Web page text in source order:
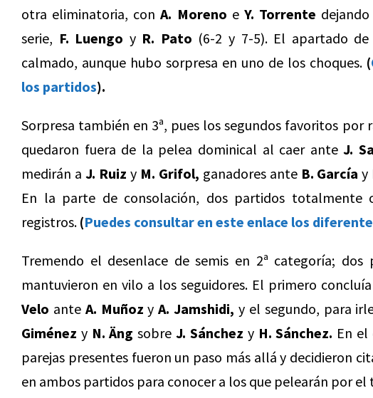
otra eliminatoria, conA. Moreno e Y. Torrente
serie, F. Luengo yR. Pato (6-2 y 7-5). El apartado
calmado, aunque hubo sorpresa en uno de los choques. (
los partidos).
Sorpresa también en 3ª, pues los segundos favoritos por
quedaron fuera de la pelea dominical al caer anteJ.
medirán a J. Ruiz y M. Grifol, ganadores ante B. García y
En la parte de consolación, dos partidos totalmente
registros. (Puedes consultar en este enlace los
Tremendo el desenlace de semis en 2ª categoría;
mantuvieron en vilo a los seguidores. El primero
Velo ante A. Muñoz yA. Jamshidi, y el segundo, para
Giménez y N. Äng sobreJ. Sánchez y H. Sánchez. En el
parejas presentes fueron un paso más allá y decidieron
en ambos partidos para conocer a los que pelearán por